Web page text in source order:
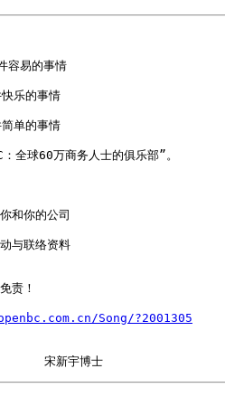
容易的事情
乐的事情
单的事情
球60万商务人士的俱乐部”。
和你的公司
与联络资料
责！
Song/?2001305